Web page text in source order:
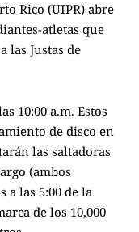
Rico (UIPR) abre
atletas que
las Justas de
10:00 a.m. Estos
de disco en
las saltadoras
(ambos
a las 5:00 de la
de los 10,000